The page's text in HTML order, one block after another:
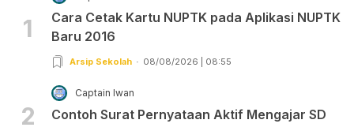
1
Cara Cetak Kartu NUPTK pada Aplikasi NUPTK
Baru 2016
Arsip Sekolah 08/08/2026 | 08:55
2
Captain Iwan
Contoh Surat Pernyataan Aktif Mengajar SD